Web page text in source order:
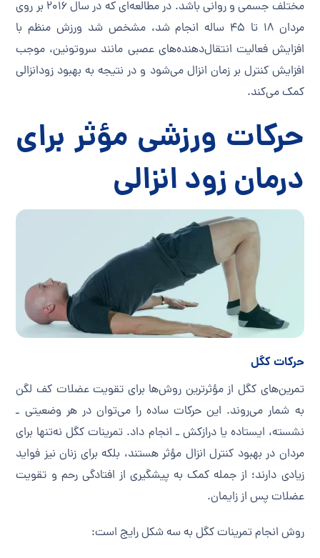
مختلف جسمی و روانی باشد. در مطالعه‌ای که در سال ۲۰۱۶ بر روی
مردان ۱۸ تا ۴۵ ساله انجام شد، مشخص شد ورزش منظم با
افزایش فعالیت انتقال‌دهنده‌های عصبی مانند سروتونین، موجب
افزایش کنترل بر زمان انزال می‌شود و در نتیجه به بهبود زودانزالی
کمک می‌کند.
حرکات ورزشی مؤثر برای
درمان زود انزالی
حرکات کگل
تمرین‌های کگل از مؤثرترین روش‌ها برای تقویت عضلات کف لگن
به شمار می‌روند. این حرکات ساده را می‌توان در هر وضعیتی ـ
نشسته، ایستاده یا درازکش ـ انجام داد. تمرینات کگل نه‌تنها برای
مردان در بهبود کنترل انزال مؤثر هستند، بلکه برای زنان نیز فواید
زیادی دارند؛ از جمله کمک به پیشگیری از افتادگی رحم و تقویت
عضلات پس از زایمان.
روش انجام تمرینات کگل به سه شکل رایج است: